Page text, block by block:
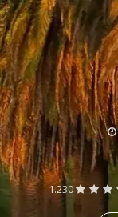
ómnibus
1.230